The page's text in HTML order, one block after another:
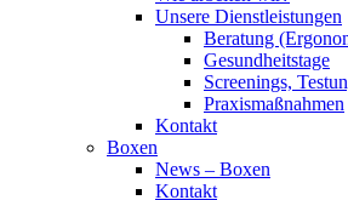
Unsere Dienstleistungen
Beratung
Gesundheitstage
Screenings,
Praxismaßnahmen
Kontakt
Boxen
News – Boxen
Kontakt